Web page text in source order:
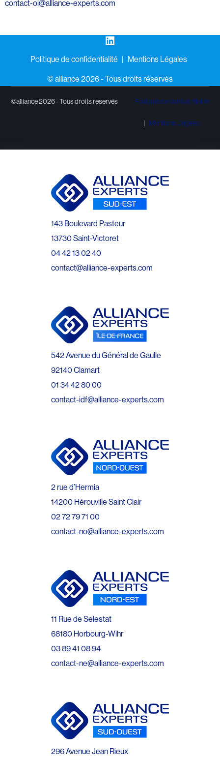
contact-oi@alliance-experts.com
LinkedIn
Politique de confidentialité
Mentions Légales
©️ alliance 2026 - Tous droits réservés
©alliance 2026 - Tous droits reservés Politique de confidentialité
Mentions Légales
143 Boulevard Pasteur
13730 Saint-Victoret
04 42 13 02 40
contact@alliance-experts.com
542 Avenue du Général de Gaulle
92140 Clamart
01 34 42 80 00
contact-idf@alliance-experts.com
2 rue d’Hermia
14200 Hérouville Saint Clair
02 72 79 71 00
contact-no@alliance-experts.com
11 Rue de Selestat
68180 Horbourg-Wihr
03 89 41 08 94
contact-ne@alliance-experts.com
296 Avenue Jean Rieux